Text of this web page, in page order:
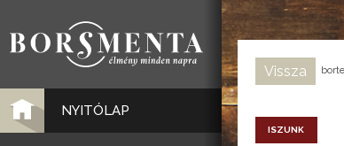
NYITÓLAP
Vissza
ISZUNK